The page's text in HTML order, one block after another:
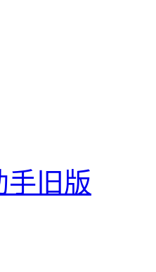
手旧版